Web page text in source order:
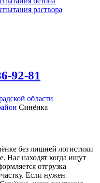
раствора
92-81
области
Синёнка
без лишней логистики
Нас находят когда ищут
отгрузка
Если нужен